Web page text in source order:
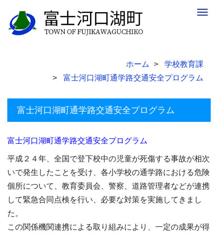
ホーム
学校教育課
富士河口湖町通学路交通安全プログラム
富士河口湖町通学路交通安全プログラム
富士河口湖町通学路交通安全プログラム
平成２４年、全国で登下校中の児童が死傷する事故が相次
いで発生したことを受け、各小学校の通学路における危険
個所について、教育委員会、警察、道路管理者などが連携
して緊急合同点検を行い、必要な対策を実施してきまし
た。
この関係機関連携による取り組みにより、一定の成果が得